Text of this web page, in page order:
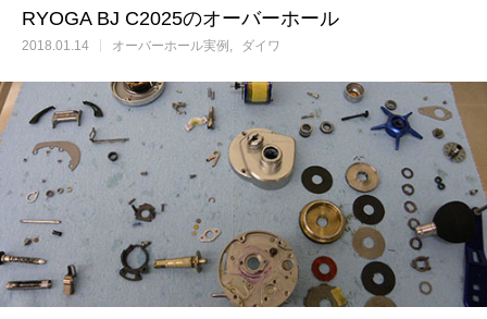
セルフメンテナンス用品
RYOGA BJ C2025のオーバーホール
2018.01.14 オーバーホール実例 ダイワ